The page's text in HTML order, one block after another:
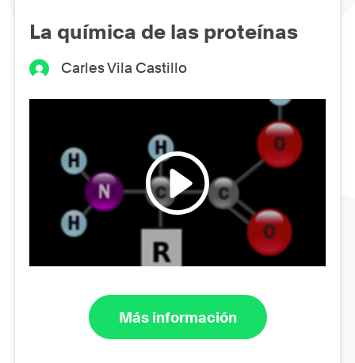
La química de las proteínas
Carles Vila Castillo
Más información